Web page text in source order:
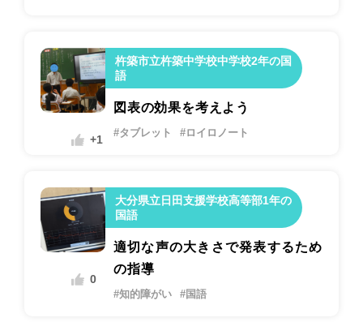
杵築市立杵築中学校中学校2年の国
語
+1
図表の効果を考えよう
#タブレット #ロイロノート
大分県立日田支援学校高等部1年の
国語
0
適切な声の大きさで発表するため
の指導
#知的障がい #国語